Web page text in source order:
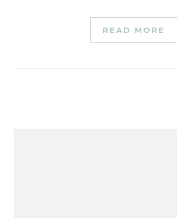
READ MORE